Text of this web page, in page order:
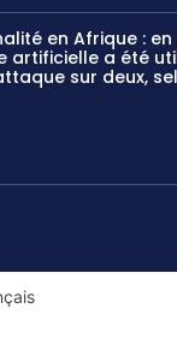
en Afrique : en
artificielle a été
sur deux,